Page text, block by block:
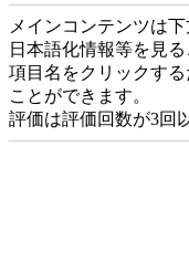
メインコンテンツは
日本語化情報等を見る
項目名をクリックす
ことができます。
評価は評価回数が3回